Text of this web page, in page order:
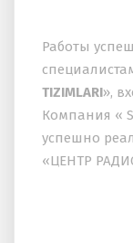
Работы
TIZIMLARI»,
Компания «
успешно
«ЦЕНТР